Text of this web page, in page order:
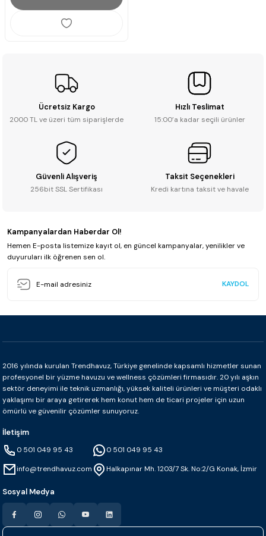
Ücretsiz Kargo
2000 TL ve üzeri tüm siparişlerde
Hızlı Teslimat
15:00’a kadar seçili ürünler
Güvenli Alışveriş
256bit SSL Sertifikası
Taksit Seçenekleri
Kredi kartına taksit ve havale
Kampanyalardan Haberdar Ol!
Hemen E-posta listemize kayıt ol, en güncel kampanyalar, yenilikler ve
duyuruları ilk öğrenen sen ol.
KAYDOL
2016 yılında kurulan Trendhavuz, Türkiye genelinde kapsamlı hizmetler sunan
profesyonel bir yüzme havuzu ve wellness çözümleri firmasıdır. 20 yılı aşkın
sektör deneyimi ile teknik uzmanlığı, yüksek kaliteli ürünleri ve müşteri odaklı
yaklaşımı bir araya getirerek hem konut hem de ticari projeler için uzun
ömürlü ve güvenilir çözümler sunuyoruz.
İletişim
0 501 049 95 43
info@trendhavuz.com
0 501 049 95 43
Halkapınar Mh. 1203/7 Sk. No:2/G Konak, İzmir
Sosyal Medya